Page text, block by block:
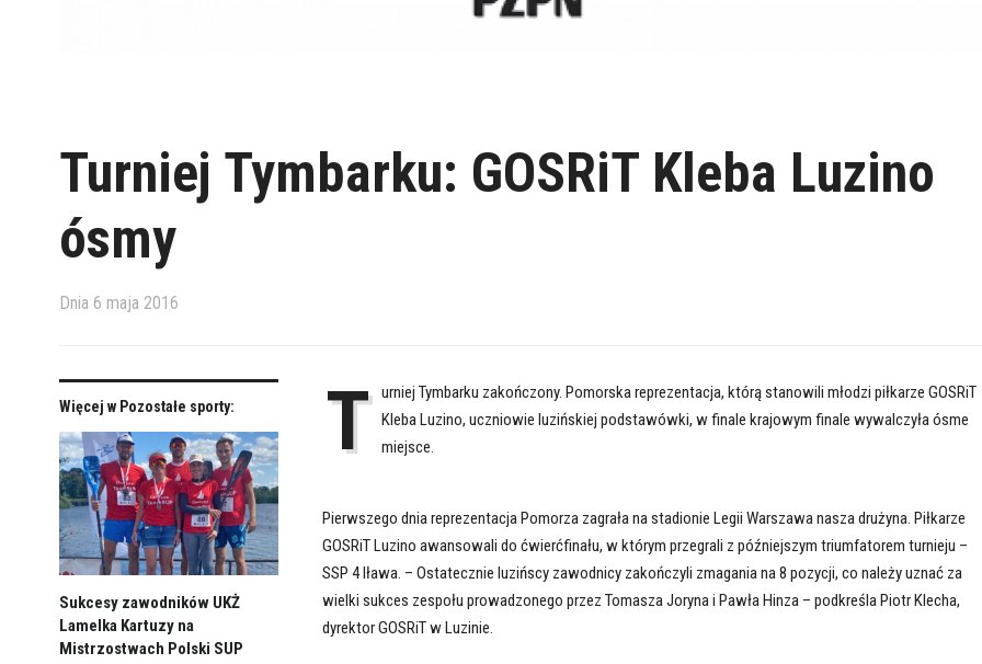
Turniej Tymbarku: GOSRiT Kleba Luzino
ósmy
Dnia 6 maja 2016
Więcej w Pozostałe sporty:
Sukcesy zawodników UKŻ
Lamelka Kartuzy na
Mistrzostwach Polski SUP
T urniej Tymbarku zakończony. Pomorska reprezentacja, którą stanowili młodzi piłkarze GOSRiT
Kleba Luzino, uczniowie luzińskiej podstawówki, w finale krajowym finale wywalczyła ósme
miejsce.
Pierwszego dnia reprezentacja Pomorza zagrała na stadionie Legii Warszawa nasza drużyna. Piłkarze
GOSRiT Luzino awansowali do ćwierćfinału, w którym przegrali z późniejszym triumfatorem turnieju –
SSP 4 Iława. – Ostatecznie luzińscy zawodnicy zakończyli zmagania na 8 pozycji, co należy uznać za
wielki sukces zespołu prowadzonego przez Tomasza Joryna i Pawła Hinza – podkreśla Piotr Klecha,
dyrektor GOSRiT w Luzinie.